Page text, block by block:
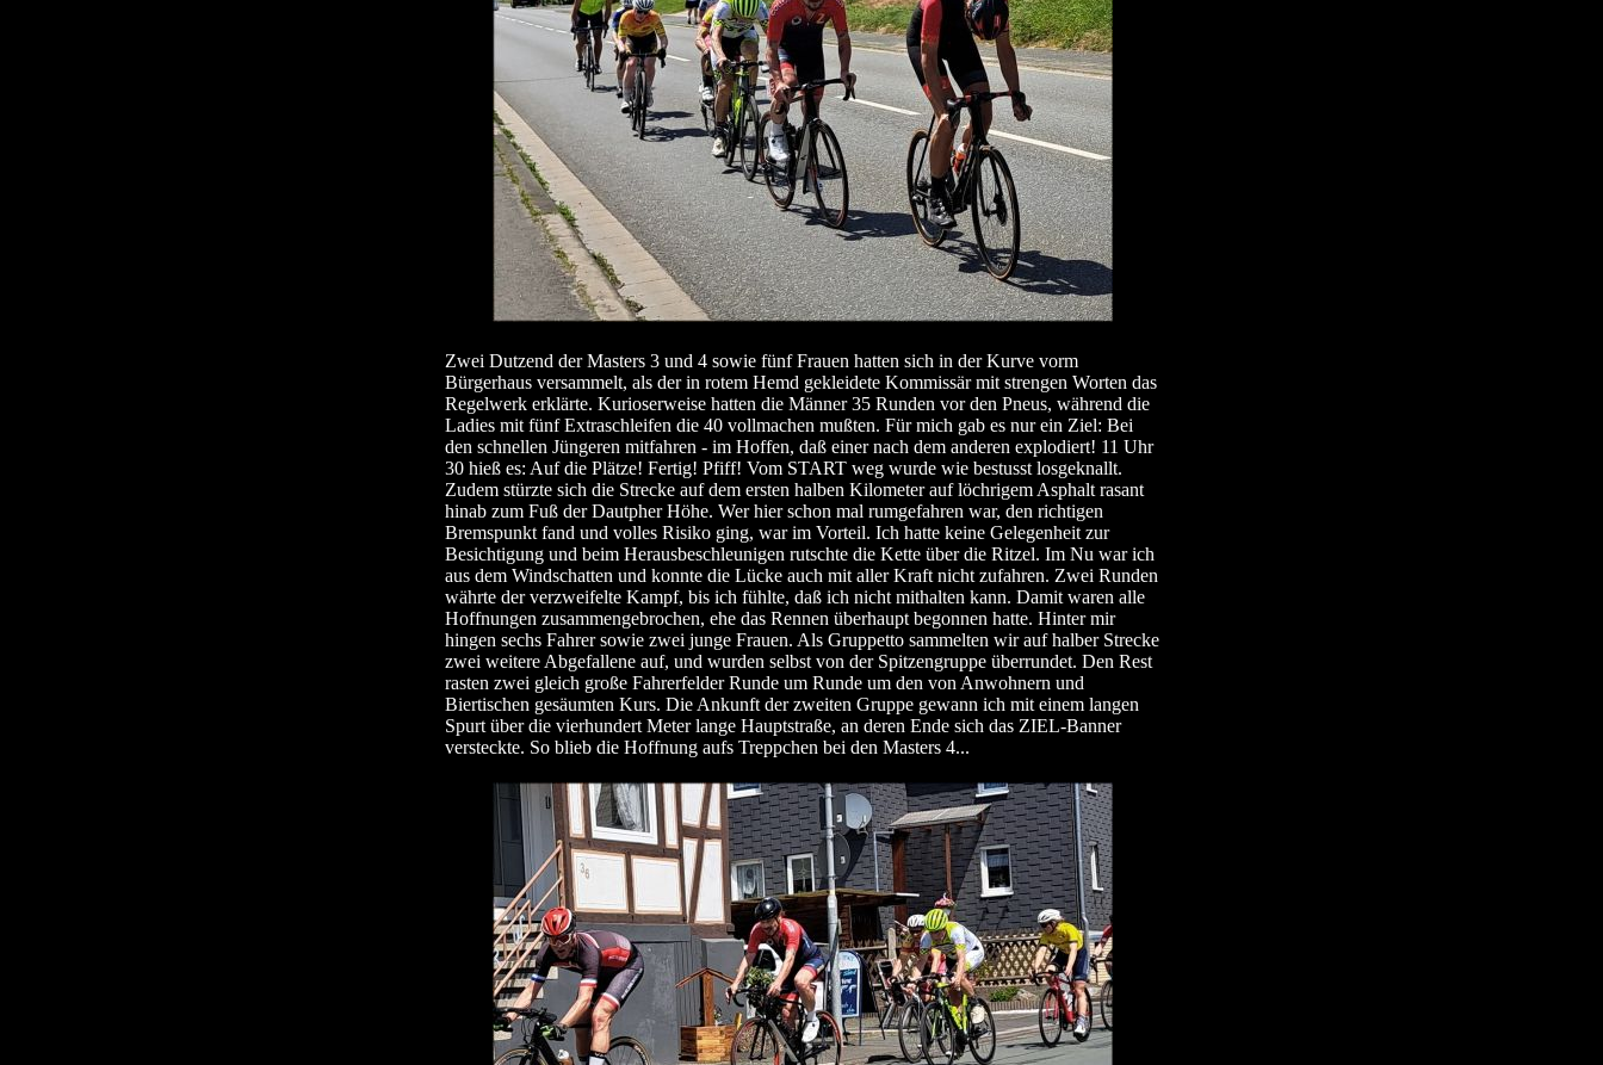
Zwei Dutzend der Masters 3 und 4 sowie fünf Frauen hatten sich in der Kurve vorm
Bürgerhaus versammelt, als der in rotem Hemd gekleidete Kommissär mit strengen Worten das
Regelwerk erklärte. Kurioserweise hatten die Männer 35 Runden vor den Pneus, während die
Ladies mit fünf Extraschleifen die 40 vollmachen mußten. Für mich gab es nur ein Ziel: Bei
den schnellen Jüngeren mitfahren - im Hoffen, daß einer nach dem anderen explodiert! 11 Uhr
30 hieß es: Auf die Plätze! Fertig! Pfiff! Vom START weg wurde wie bestusst losgeknallt.
Zudem stürzte sich die Strecke auf dem ersten halben Kilometer auf löchrigem Asphalt rasant
hinab zum Fuß der Dautpher Höhe. Wer hier schon mal rumgefahren war, den richtigen
Bremspunkt fand und volles Risiko ging, war im Vorteil. Ich hatte keine Gelegenheit zur
Besichtigung und beim Herausbeschleunigen rutschte die Kette über die Ritzel. Im Nu war ich
aus dem Windschatten und konnte die Lücke auch mit aller Kraft nicht zufahren. Zwei Runden
währte der verzweifelte Kampf, bis ich fühlte, daß ich nicht mithalten kann. Damit waren alle
Hoffnungen zusammengebrochen, ehe das Rennen überhaupt begonnen hatte. Hinter mir
hingen sechs Fahrer sowie zwei junge Frauen. Als Gruppetto sammelten wir auf halber Strecke
zwei weitere Abgefallene auf, und wurden selbst von der Spitzengruppe überrundet. Den Rest
rasten zwei gleich große Fahrerfelder Runde um Runde um den von Anwohnern und
Biertischen gesäumten Kurs. Die Ankunft der zweiten Gruppe gewann ich mit einem langen
Spurt über die vierhundert Meter lange Hauptstraße, an deren Ende sich das ZIEL-Banner
versteckte. So blieb die Hoffnung aufs Treppchen bei den Masters 4...